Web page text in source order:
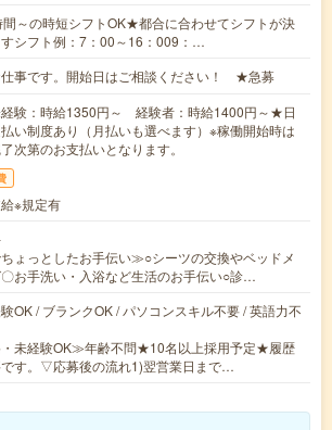
～の時短シフトOK★都合に合わせてシフトが決
シフト例：7：00～16：009：…
事です。開始日はご相談ください！ ★急募
験：時給1350円～ 経験者：時給1400円～★日
い制度あり（月払いも選べます）※稼働開始時は
次第のお支払いとなります。
※規定有
ょっとしたお手伝い≫○シーツの交換やベッドメ
お手洗い・入浴など生活のお手伝い○診…
OK / ブランクOK / パソコンスキル不要 / 英語力不
未経験OK≫年齢不問★10名以上採用予定★履歴
す。▽応募後の流れ1)翌営業日まで…